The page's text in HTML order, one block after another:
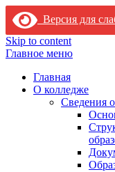
Версия для
Skip to content
Главное меню
Главная
О колледже
Сведения